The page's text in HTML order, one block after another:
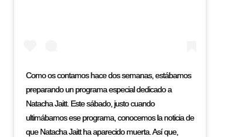
Como os contamos hace dos semanas, estábamos
preparando un programa especial dedicado a
Natacha Jaitt. Este sábado, justo cuando
ultimábamos ese programa, conocemos la noticia de
que Natacha Jaitt ha aparecido muerta. Así que,